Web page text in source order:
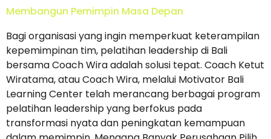
Membangun Pemimpin Masa Depan
Bagi organisasi yang ingin memperkuat keterampilan
kepemimpinan tim, pelatihan leadership di Bali
bersama Coach Wira adalah solusi tepat. Coach Ketut
Wiratama, atau Coach Wira, melalui Motivator Bali
Learning Center telah merancang berbagai program
pelatihan leadership yang berfokus pada
transformasi nyata dan peningkatan kemampuan